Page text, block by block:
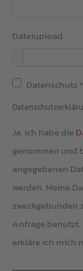
Dateiupload
Datenschutz*
Ja, ich habe die
genommen und
angegebenen
werden. Meine
zweckgebunden
Anfrage
erkläre ich mich